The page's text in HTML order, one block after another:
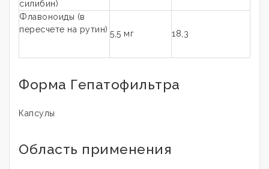
силибин)
Флавоноиды (в
пересчете на рутин) 5,5 мг 18,3
Форма Гепатофильтра
Капсулы
Область применения